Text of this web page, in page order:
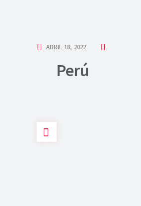
ABRIL 18, 2022
Perú